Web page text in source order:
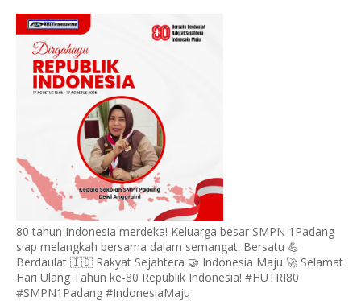
80 tahun Indonesia merdeka! Keluarga besar SMPN 1Padang
siap melangkah bersama dalam semangat: Bersatu 💪
Berdaulat 🇮🇩 Rakyat Sejahtera 🤝 Indonesia Maju 🚀 Selamat
Hari Ulang Tahun ke-80 Republik Indonesia! #HUTRI80
#SMPN1Padang #IndonesiaMaju